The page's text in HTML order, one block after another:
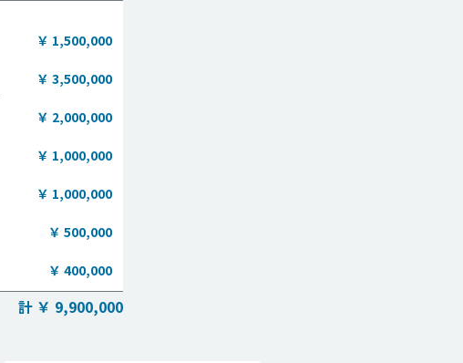
￥ 1,500,000
￥ 3,500,000
￥ 2,000,000
￥ 1,000,000
￥ 1,000,000
￥ 500,000
￥ 400,000
計 ￥ 9,900,000